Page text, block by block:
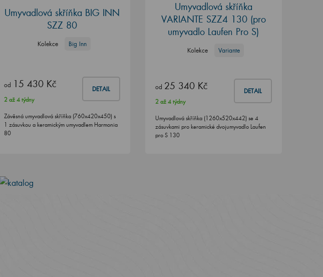
Umyvadlová skříňka BIG INN
SZZ 80
Kolekce Big Inn
od 15 430 Kč DETAIL
2 až 4 týdny
Závěsná umyvadlová skříňka (760x420x450) s
1 zásuvkou a keramickým umyvadlem Harmonia
80
Umyvadlová skříňka
VARIANTE SZZ4 130 (pro
umyvadlo Laufen Pro S)
Kolekce Variante
od 25 340 Kč DETAIL
2 až 4 týdny
Umyvadlová skříňka (1260x520x442) se 4
zásuvkami pro keramické dvojumyvadlo Laufen
pro S 130